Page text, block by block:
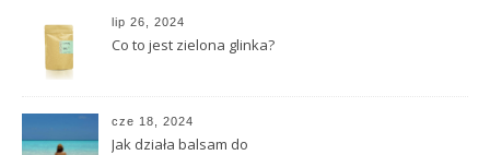
lip 26, 2024
Co to jest zielona glinka?
cze 18, 2024
Jak działa balsam do